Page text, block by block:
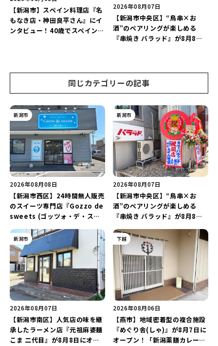
【新潟市】スペイン料理店『名
もなき店・神田良平さん』にイ
ンタビュー！40歳でスペインへ
2026年08月07日
【新潟市中央区】“鳥串×お
酒”のペアリングが楽しめる
『串焼き バラッド』が8月8日
同じカテゴリーの記事
新潟市
2026年08月08日
【新潟市西区】24時間無人販売
のスイーツ専門店『Gozzo de
sweets (ゴッツォ・デ・スイ
店…。一部商品は姉妹店で販売
継続！
新潟市
2026年08月07日
【新潟市中央区】“鳥串×お
酒”のペアリングが楽しめる
『串焼き バラッド』が8月8日
インアップ♪
新潟市
2026年08月07日
【新潟市南区】人気店の味を継
承したラーメン店『元祖麻婆麺
こま 二代目』が8月8日にオー
下越
2026年08月06日
【燕市】地域密着型の複合施設
『めぐり舎(しゃ)』が8月7日に
オープン！「新潟薬膳カレー